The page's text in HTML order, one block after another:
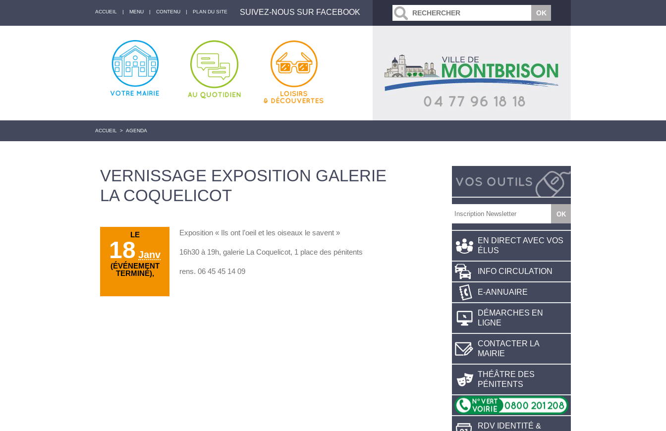
ACCUEIL | MENU | CONTENU | PLAN DU SITE SUIVEZ-NOUS SUR FACEBOOK
ACCUEIL > AGENDA
VERNISSAGE EXPOSITION GALERIE
LA COQUELICOT
LE
18 Janv
(ÉVÉNEMENT
TERMINÉ),
Exposition « Ils ont l’oeil et les oiseaux le savent »
16h30 à 19h, galerie La Coquelicot, 1 place des pénitents
rens. 06 45 45 14 09
EN DIRECT AVEC VOS
ÉLUS
INFO CIRCULATION
E-ANNUAIRE
DÉMARCHES EN
LIGNE
CONTACTER LA
MAIRIE
THÉÂTRE DES
PÉNITENTS
RDV IDENTITÉ &